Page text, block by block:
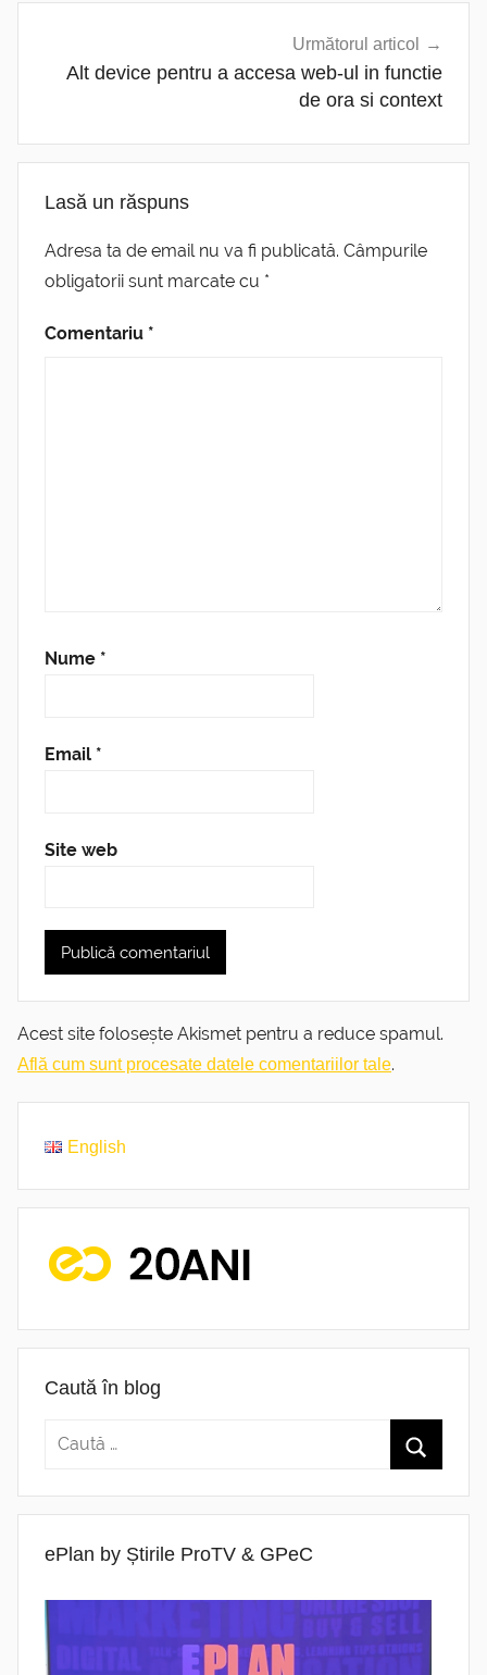
Următorul articol
Alt device pentru a accesa web-ul in functie
de ora si context
Lasă un răspuns
Adresa ta de email nu va fi publicată. Câmpurile
obligatorii sunt marcate cu *
Comentariu *
Nume *
Email *
Site web
Acest site folosește Akismet pentru a reduce spamul.
Află cum sunt procesate datele comentariilor tale.
English
Caută în blog
ePlan by Știrile ProTV & GPeC